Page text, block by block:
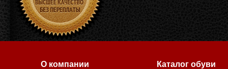
О компании Каталог обуви